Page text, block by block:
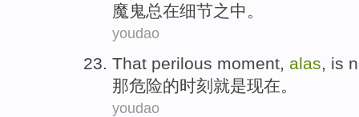
魔鬼总在细节之中。
youdao
That perilous moment alas is
那危险的时刻就是现在 。
youdao